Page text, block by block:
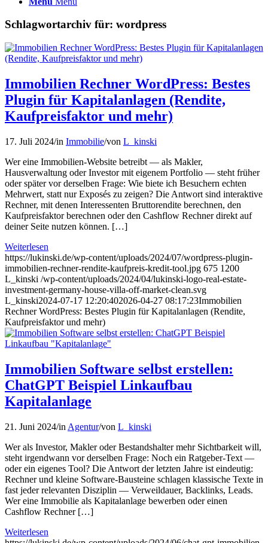
Schlagwortarchiv für: wordpress
Immobilien Rechner WordPress: Bestes
Plugin für Kapitalanlagen (Rendite,
Kaufpreisfaktor und mehr)
17. Juli 2024/in Immobilie/von L_kinski
Wer eine Immobilien-Website betreibt — als Makler,
Hausverwaltung oder Investor mit eigenem Portfolio — steht früher
oder später vor derselben Frage: Wie biete ich Besuchern echten
Mehrwert, statt nur Exposés zu zeigen? Die Antwort sind interaktive
Rechner, mit denen Interessenten Bruttorendite berechnen, den
Kaufpreisfaktor berechnen oder den Cashflow Rechner direkt auf
deiner Seite nutzen können. […]
Weiterlesen
https://lukinski.de/wp-content/uploads/2024/07/wordpress-plugin-
immobilien-rechner-rendite-kaufpreis-kredit-tool.jpg 675 1200
L_kinski /wp-content/uploads/2024/04/lukinski-logo-real-estate-
investment-germany-house-villa-off-market-clean.svg
L_kinski2024-07-17 12:20:402026-04-27 08:17:23Immobilien
Rechner WordPress: Bestes Plugin für Kapitalanlagen (Rendite,
Kaufpreisfaktor und mehr)
Immobilien Software selbst erstellen:
ChatGPT Beispiel Linkaufbau
Kapitalanlage
21. Juni 2024/in Agentur/von L_kinski
Wer als Investor, Makler oder Bestandshalter mehr Sichtbarkeit will,
steht irgendwann vor derselben Frage: Noch ein Ratgeber-Text —
oder ein eigenes Tool? Die Antwort der letzten Jahre ist eindeutig:
Rechner und kleine Software-Bausteine schlagen klassische Texte in
fast jeder relevanten Disziplin — Verweildauer, Backlinks, Leads.
Wer eine Immobilie als Kapitalanlage bewerben oder einen
Cashflow Rechner […]
Weiterlesen